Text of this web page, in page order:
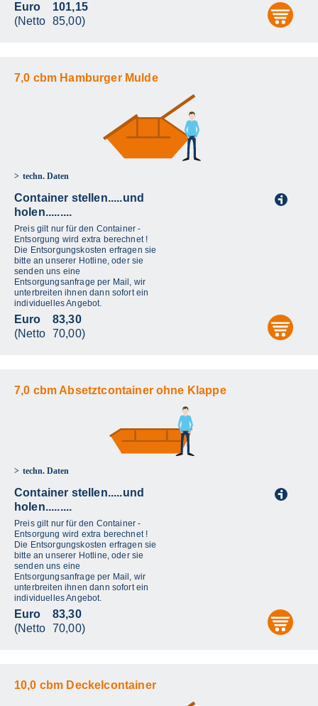
Euro
(Netto
101,15
85,00)
7,0 cbm Hamburger Mulde
techn. Daten
Container stellen.....und
holen.........
Preis gilt nur für den Container -
Entsorgung wird extra berechnet !
Die Entsorgungskosten erfragen sie
bitte an unserer Hotline, oder sie
senden uns eine
Entsorgungsanfrage per Mail, wir
unterbreiten ihnen dann sofort ein
individuelles Angebot.
Euro
(Netto
83,30
70,00)
7,0 cbm Absetztcontainer ohne Klappe
techn. Daten
Container stellen.....und
holen.........
Preis gilt nur für den Container -
Entsorgung wird extra berechnet !
Die Entsorgungskosten erfragen sie
bitte an unserer Hotline, oder sie
senden uns eine
Entsorgungsanfrage per Mail, wir
unterbreiten ihnen dann sofort ein
individuelles Angebot.
Euro
(Netto
83,30
70,00)
10,0 cbm Deckelcontainer